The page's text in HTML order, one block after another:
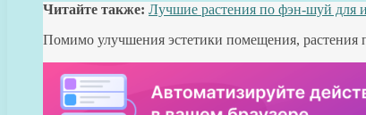
Читайте также: Лучшие растения по фэн-шуй для
Помимо улучшения эстетики помещения,